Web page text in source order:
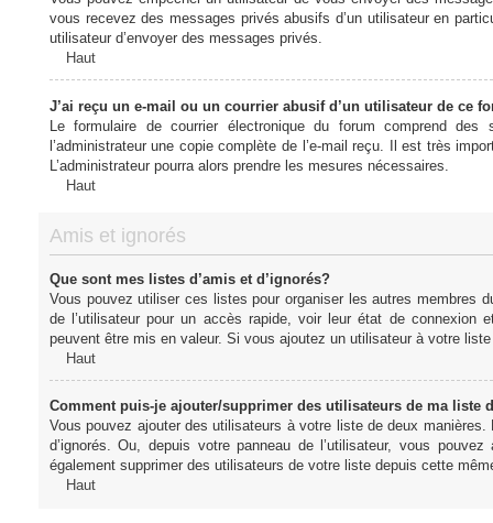
vous recevez des messages privés abusifs d’un utilisateur en
utilisateur d’envoyer des messages privés.
Haut
J’ai reçu un e-mail ou un courrier abusif d’un utilisateur de ce
Le formulaire de courrier électronique du forum comprend
l’administrateur une copie complète de l’e-mail reçu. Il est très
L’administrateur pourra alors prendre les mesures nécessaires.
Haut
Amis et ignorés
Que sont mes listes d’amis et d’ignorés?
Vous pouvez utiliser ces listes pour organiser les autres membres
de l’utilisateur pour un accès rapide, voir leur état de connexion
peuvent être mis en valeur. Si vous ajoutez un utilisateur à votre
Haut
Comment puis-je ajouter/supprimer des utilisateurs de ma liste
Vous pouvez ajouter des utilisateurs à votre liste de deux
d’ignorés. Ou, depuis votre panneau de l’utilisateur, vous
également supprimer des utilisateurs de votre liste depuis cette
Haut